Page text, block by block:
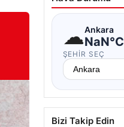
☁Ankara
NaN°C
ŞEHIR SEÇ
Bizi Takip Edin